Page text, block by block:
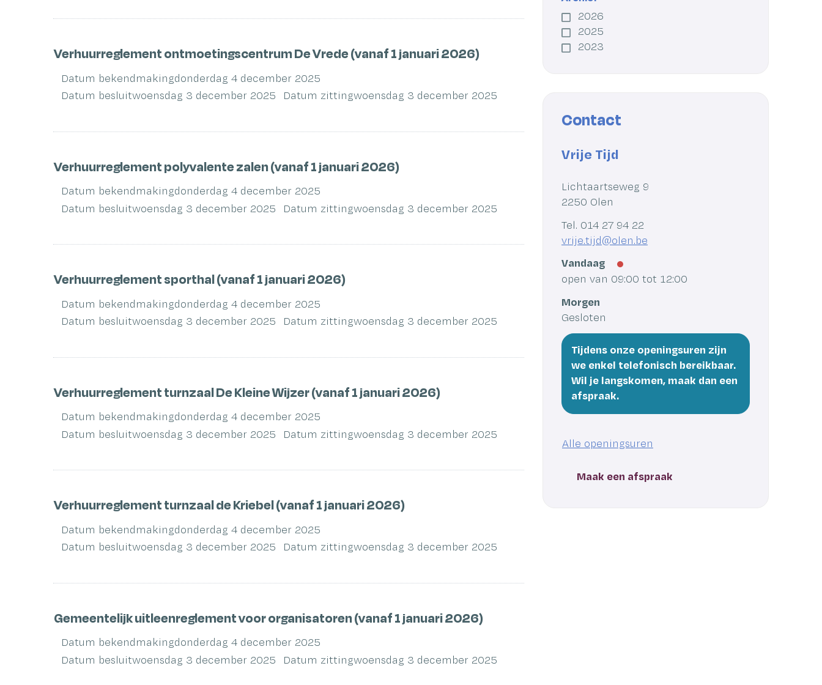
Verhuurreglement ontmoetingscentrum De Vrede (vanaf 1 januari 2026)
Datum bekendmakingdonderdag 4 december 2025
Datum besluitwoensdag 3 december 2025 Datum zittingwoensdag 3 december 2025
Verhuurreglement polyvalente zalen (vanaf 1 januari 2026)
Datum bekendmakingdonderdag 4 december 2025
Datum besluitwoensdag 3 december 2025 Datum zittingwoensdag 3 december 2025
Verhuurreglement sporthal (vanaf 1 januari 2026)
Datum bekendmakingdonderdag 4 december 2025
Datum besluitwoensdag 3 december 2025 Datum zittingwoensdag 3 december 2025
Verhuurreglement turnzaal De Kleine Wijzer (vanaf 1 januari 2026)
Datum bekendmakingdonderdag 4 december 2025
Datum besluitwoensdag 3 december 2025 Datum zittingwoensdag 3 december 2025
Verhuurreglement turnzaal de Kriebel (vanaf 1 januari 2026)
Datum bekendmakingdonderdag 4 december 2025
Datum besluitwoensdag 3 december 2025 Datum zittingwoensdag 3 december 2025
Gemeentelijk uitleenreglement voor organisatoren (vanaf 1 januari 2026)
Datum bekendmakingdonderdag 4 december 2025
Datum besluitwoensdag 3 december 2025 Datum zittingwoensdag 3 december 2025
2026
2025
2023
Contact
Vrije Tijd
Adres
Lichtaartseweg 9
,2250 Olen
Tel. 014 27 94 22
E-
vrije.tijd@olen.be
Vandaag
open van 09:00 tot 12:00
Morgen
Gesloten
Tijdens onze openingsuren zijn
we enkel telefonisch bereikbaar.
Wil je langskomen, maak dan een
afspraak.
Alle openingsuren
Maak een afspraak